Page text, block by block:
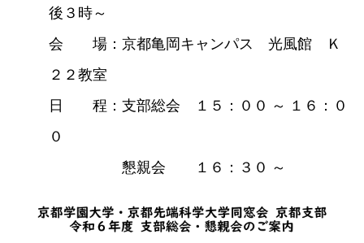
後３時～
会 場：京都亀岡キャンパス 光風館 Ｋ
２２教室
日 程：支部総会 １５：００ ～ １６：０
０
懇親会 １６：３０ ～